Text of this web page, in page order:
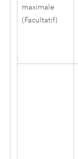
maximale
(Facultatif)